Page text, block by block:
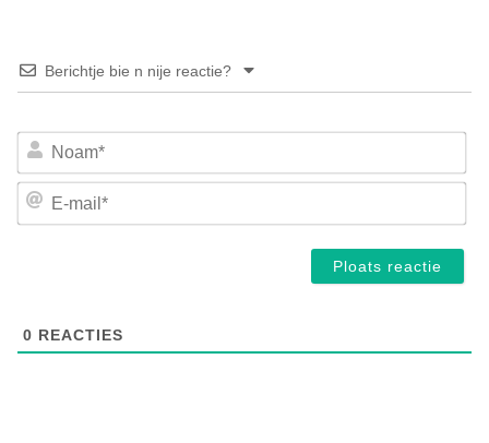
Berichtje bie n nije reactie?
E-
0 REACTIES